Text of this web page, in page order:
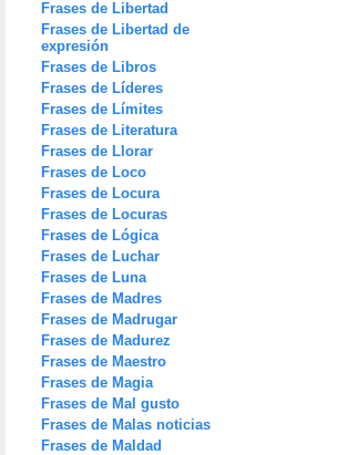
Frases de Libertad
Frases de Libertad de
expresión
Frases de Libros
Frases de Líderes
Frases de Límites
Frases de Literatura
Frases de Llorar
Frases de Loco
Frases de Locura
Frases de Locuras
Frases de Lógica
Frases de Luchar
Frases de Luna
Frases de Madres
Frases de Madrugar
Frases de Madurez
Frases de Maestro
Frases de Magia
Frases de Mal gusto
Frases de Malas noticias
Frases de Maldad